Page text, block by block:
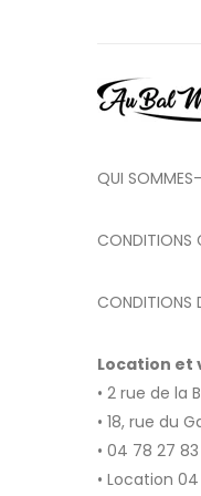
QUI
CONDITIONS
CONDITIONS
Location et
• 2 rue de la
• 18, rue du
• 04 78 27
• Location